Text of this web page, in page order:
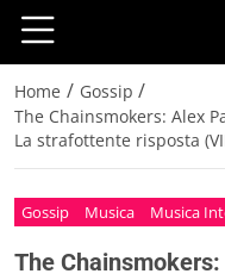
Home / Gossip /
The Chainsmokers: Alex
La strafottente risposta
Gossip Musica Musica
The